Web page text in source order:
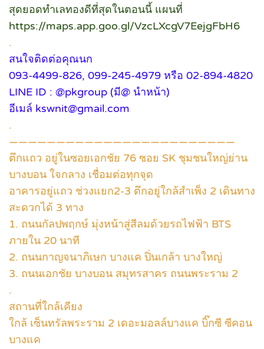
สุดยอดทำเลทองดีที่สุดในตอนนี้ แผนที่
https://maps.app.goo.gl/VzcLXcgV7EejgFbH6
.
สนใจติดต่อคุณนก
093-4499-826, 099-245-4979 หรือ 02-894-4820
LINE ID : @pkgroup (มี@ นำหน้า)
อีเมล์ kswnit@gmail.com
.
————————————————————————
ตึกแถว อยู่ในซอยเอกชัย 76 ซอย SK ชุมชนใหญ่ย่าน
บางบอน ใจกลาง เชื่อมต่อทุกจุด
อาคารอยู่แถว ช่วงแยก2-3 ตึกอยู่ใกล้สำเพ็ง 2 เดินทาง
สะดวกได้ 3 ทาง
1. ถนนกัลปพฤกษ์ มุ่งหน้าสู่สีลมด้วยรถไฟฟ้า BTS
ภายใน 20 นาที
2. ถนนกาญจนาภิเษก บางแค ปิ่นเกล้า บางใหญ่
3. ถนนเอกชัย บางบอน สมุทรสาคร ถนนพระราม 2
.
สถานที่ใกล้เคียง
ใกล้ เซ็นทรัลพระราม 2 เดอะมอลล์บางแค บิ๊กซี ซีคอน
บางแค